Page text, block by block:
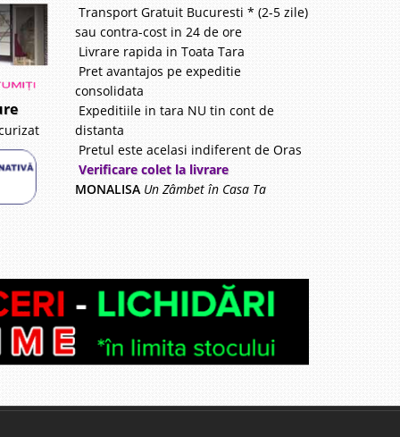
Transport Gratuit Bucuresti * (2-5 zile)
sau contra-cost in 24 de ore
Livrare rapida in Toata Tara
Pret avantajos pe expeditie
consolidata
Expeditiile in tara NU tin cont de
distanta
Pretul este acelasi indiferent de Oras
Verificare colet la livrare
MONALISA Un Zâmbet în Casa Ta